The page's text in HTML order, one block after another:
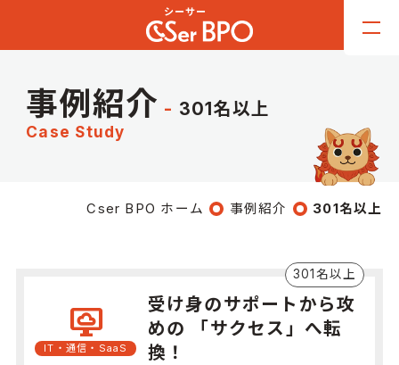
事例紹介 301名以上
Case Study
Cser BPO ホーム 事例紹介 301名以上
301名以上
desktop_cloud
IT・通信・SaaS
受け身のサポートから攻
めの 「サクセス」へ転
換！